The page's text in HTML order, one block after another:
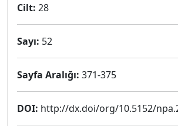
Cilt: 28
Sayı: 52
Sayfa Aralığı: 371-375
DOI: http://dx.doi/org/10.5152/